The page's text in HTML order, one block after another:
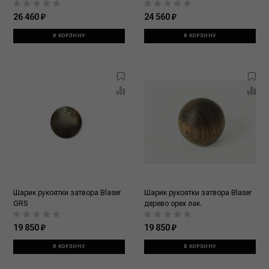
26 460 ₽
В КОРЗИНУ
24 560 ₽
В КОРЗИНУ
Шарик рукоятки затвора Blaser
GRS
19 850 ₽
В КОРЗИНУ
Шарик рукоятки затвора Blaser
дерево орех лак.
19 850 ₽
В КОРЗИНУ